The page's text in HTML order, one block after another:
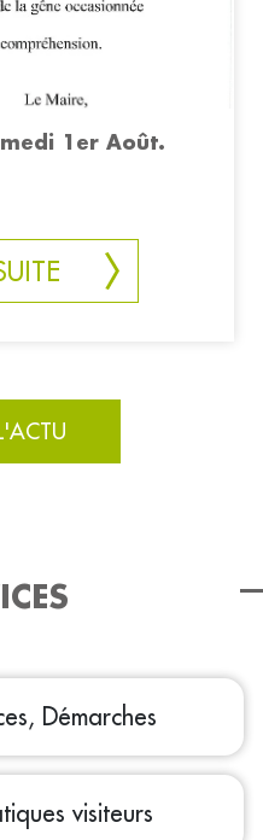
1er Août.
Démarches
visiteurs